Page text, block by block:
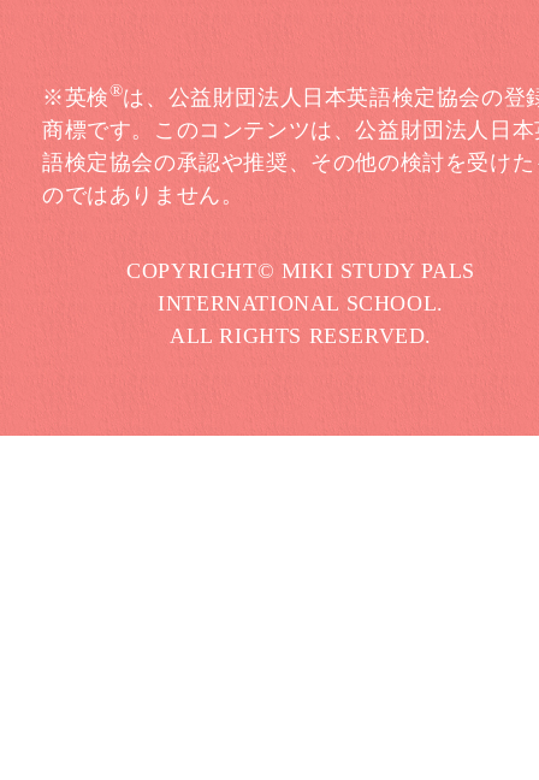
※英検®は、公益財団法人日本英語検定協会の登
商標です。このコンテンツは、公益財団法人日本
語検定協会の承認や推奨、その他の検討を受けた
のではありません。
COPYRIGHT© MIKI STUDY PALS
INTERNATIONAL SCHOOL.
ALL RIGHTS RESERVED.